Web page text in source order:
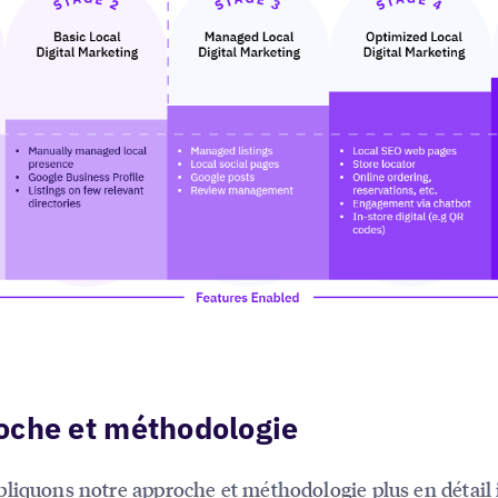
et méthodologie
notreapproche et méthodologie plus en détail